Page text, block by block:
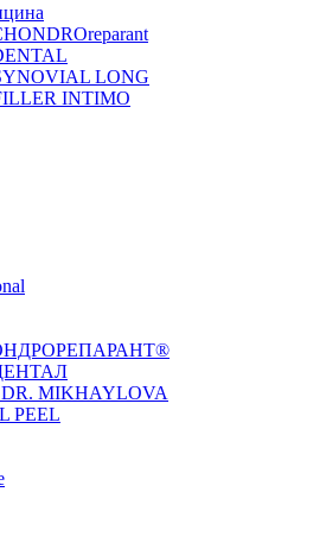
LONG
INTIMO
MIKHAYLOVA
PEEL
центр